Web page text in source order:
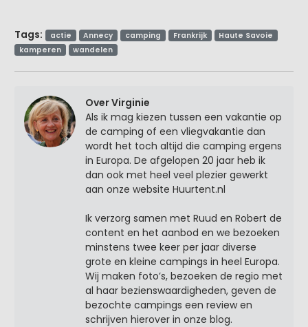
Tags: actie Annecy camping Frankrijk
Haute Savoie
kamperen
wandelen
Over Virginie
Als ik mag kiezen tussen een vakantie op
de camping of een vliegvakantie dan
wordt het toch altijd die camping ergens
in Europa. De afgelopen 20 jaar heb ik
dan ook met heel veel plezier gewerkt
aan onze website Huurtent.nl
Ik verzorg samen met Ruud en Robert de
content en het aanbod en we bezoeken
minstens twee keer per jaar diverse
grote en kleine campings in heel Europa.
Wij maken foto’s, bezoeken de regio met
al haar bezienswaardigheden, geven de
bezochte campings een review en
schrijven hierover in onze blog.